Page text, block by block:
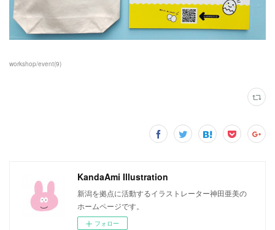
workshop/event(9)
KandaAmi Illustration
新潟を拠点に活動するイラストレーター神田亜美の
ホームページです。
フォロー